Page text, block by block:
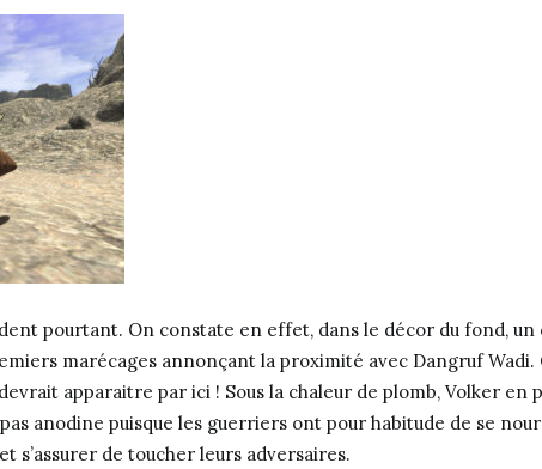
pourtant. On constate en effet, dans le décor du fond, un
marécages annonçant la proximité avec Dangruf Wadi.
apparaitre par ici ! Sous la chaleur de plomb, Volker en
pas anodine puisque les guerriers ont pour habitude de se
s’assurer de toucher leurs adversaires.